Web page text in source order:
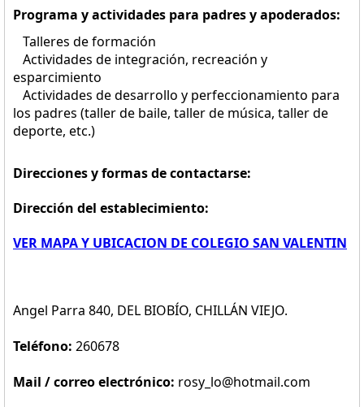
Programa y actividades para padres y apoderados:
Talleres de formación
Actividades de integración, recreación y
esparcimiento
Actividades de desarrollo y perfeccionamiento para
los padres (taller de baile, taller de música, taller de
deporte, etc.)
Direcciones y formas de contactarse:
Dirección del establecimiento:
VER MAPA Y UBICACION DE COLEGIO SAN VALENTIN
Angel Parra 840, DEL BIOBÍO, CHILLÁN VIEJO.
Teléfono: 260678
Mail / correo electrónico: rosy_lo@hotmail.com